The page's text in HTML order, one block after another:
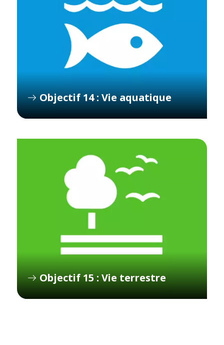
Objectif 14 : Vie aquatique
Objectif 15 : Vie terrestre